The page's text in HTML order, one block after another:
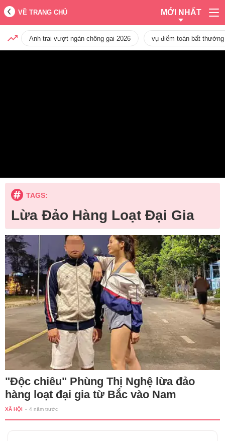
VỀ TRANG CHỦ MỚI NHẤT
Anh trai vượt ngàn chông gai 2026 vụ điểm toán bất
TAGS:
Lừa Đảo Hàng Loạt Đại Gia
"Độc chiêu" Phùng Thị Nghệ lừa đảo
hàng loạt đại gia từ Bắc vào Nam
XÃ HỘI - 4 năm trước